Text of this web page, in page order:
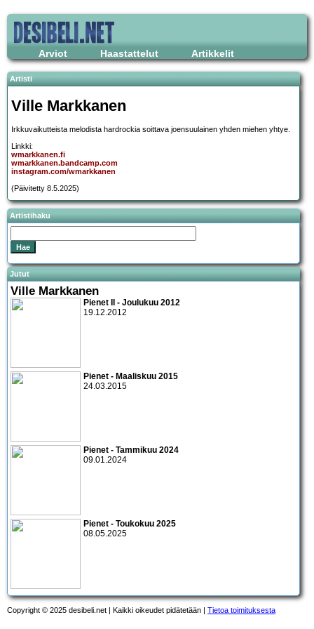
Arviot Haastattelut Artikkelit
Artisti
Ville Markkanen
Irkkuvaikutteista melodista hardrockia soittava joensuulainen yhden miehen yhtye.
Linkki:
wmarkkanen.fi
wmarkkanen.bandcamp.com
instagram.com/wmarkkanen
(Päivitetty 8.5.2025)
Artistihaku
Jutut
Ville Markkanen
Pienet II - Joulukuu 2012
19.12.2012
Pienet - Maaliskuu 2015
24.03.2015
Pienet - Tammikuu 2024
09.01.2024
Pienet - Toukokuu 2025
08.05.2025
Copyright © 2025 desibeli.net | Kaikki oikeudet pidätetään | Tietoa toimituksesta